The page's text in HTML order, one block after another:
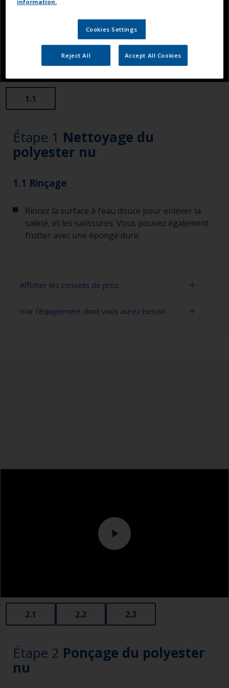
1.1
Étape 1 Nettoyage du
polyester nu
1.1 Rinçage
Rincez la surface à l’eau douce pour enlever la
saleté, et les salissures. Vous pouvez également
frotter avec une éponge dure.
Afficher les conseils de pros
Tous les agents de démoulage, les cires ou les
avoir assez de temps pour essuyer la surface
avec le chiffon propre.
Changez les chiffons régulièrement pour éviter
Voir l'équipement dont vous aurez besoin
Combinaison
2.1 2.2 2.3
Étape 2 Ponçage du polyester
nu
information.
Cookies Settings
Reject All Accept All Cookies